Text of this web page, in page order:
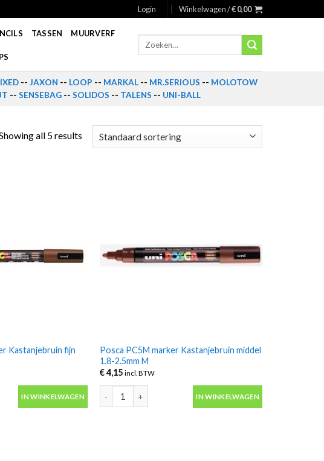
Login Winkelwagen /€0,00
TASSEN MUURVERF
Zoeken
-- JAXON -- LOOP -- MARKAL -- MR.SERIOUS -- MOLOTOW
-- SENSEBAG -- SOLIDOS -- TALENS -- UNI-BALL
all 5 results
Kastanjebruin fijn
IN WINKELWAGEN
Posca PC5M marker Kastanjebruin middel
1.8-2.5mm M
€4,15 incl. BTW
IN WINKELWAGEN